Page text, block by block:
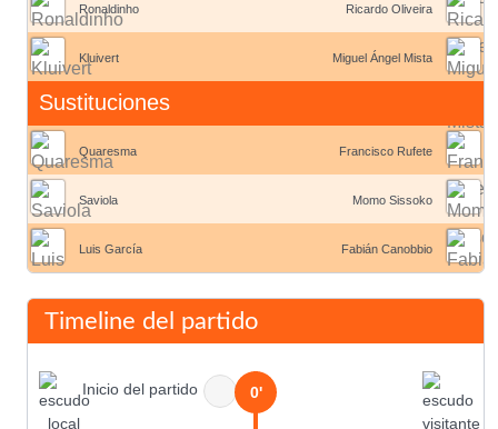
Ronaldinho
Kluivert
Sustituciones
Quaresma
Saviola
Luis García
Ricardo Oliveira
Miguel Ángel Mista
Francisco Rufete
Momo Sissoko
Fabián Canobbio
Timeline del partido
Inicio del partido 0'